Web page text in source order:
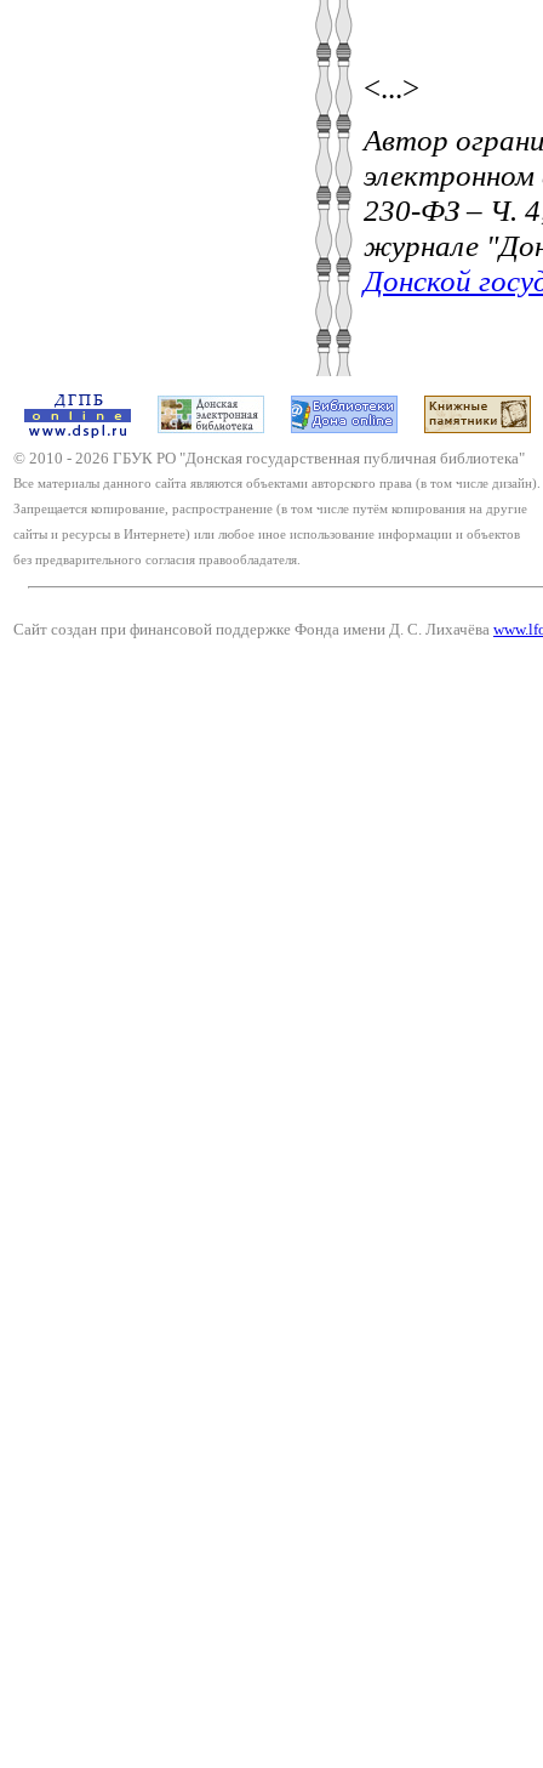
<...>
Автор
230-ФЗ – Ч.
журнале
Донской
© 2010 - 2026 ГБУК РО "Донская государственная публичная библиотека"
Все материалы данного сайта являются объектами авторского права (в том числе дизайн).
Запрещается копирование, распространение (в том числе путём копирования на другие
сайты и ресурсы в Интернете) или любое иное использование информации и объектов
без предварительного согласия правообладателя.
Сайт создан при финансовой поддержке Фонда имени Д. С. Лихачёва